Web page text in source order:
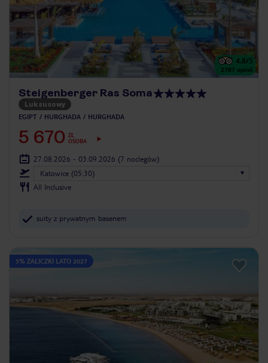
4.8/5
2787 opinii
Steigenberger Ras Soma
Luksusowy
EGIPT HURGHADA HURGHADA
5 670 ZŁ
OSOBA
27.08.2026 - 03.09.2026 (7 noclegów)
Katowice (05:30)
All Inclusive
suity z prywatnym basenem
5% ZALICZKI LATO 2027